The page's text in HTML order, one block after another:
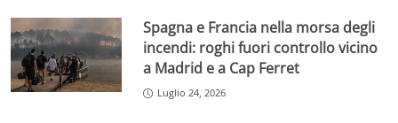
Spagna e Francia nella morsa degli
incendi: roghi fuori controllo vicino
a Madrid e a Cap Ferret
Luglio 24, 2026